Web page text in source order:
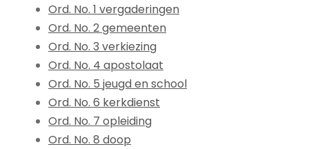
Ord. No. 1 vergaderingen
Ord. No. 2 gemeenten
Ord. No. 3 verkiezing
Ord. No. 4 apostolaat
Ord. No. 5 jeugd en school
Ord. No. 6 kerkdienst
Ord. No. 7 opleiding
Ord. No. 8 doop